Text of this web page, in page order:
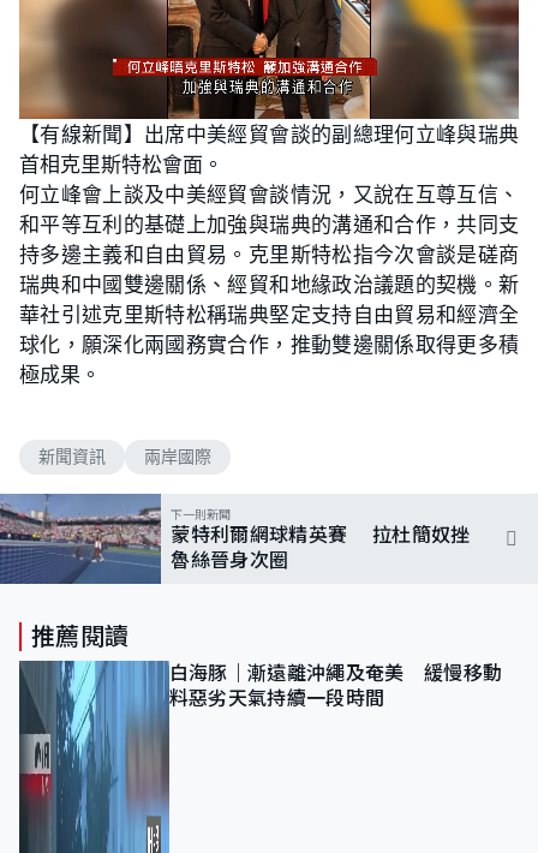
n
m
t
e
o
a
d
e
:
7
3
.
3
3
【有線新聞】出席中美經貿會談的副總理何立峰與瑞典
首相克里斯特松會面。
何立峰會上談及中美經貿會談情況，又說在互尊互信、
和平等互利的基礎上加強與瑞典的溝通和合作，共同支
持多邊主義和自由貿易。克里斯特松指今次會談是磋商
瑞典和中國雙邊關係、經貿和地緣政治議題的契機。新
華社引述克里斯特松稱瑞典堅定支持自由貿易和經濟全
球化，願深化兩國務實合作，推動雙邊關係取得更多積
極成果。
新聞資訊 兩岸國際
下一則新聞
蒙特利爾網球精英賽 拉杜簡奴挫
魯絲晉身次圈
推薦閱讀
白海豚｜漸遠離沖繩及奄美 緩慢移動
料惡劣天氣持續一段時間